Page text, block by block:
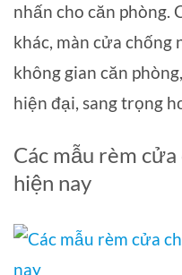
nhấn cho căn phòng.
khác, màn cửa chống
không gian căn
hiện đại, sang trọng
Các mẫu rèm
hiện nay